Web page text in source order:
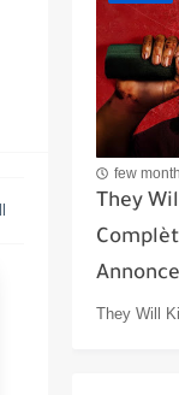
few
They
Annonce
They Will